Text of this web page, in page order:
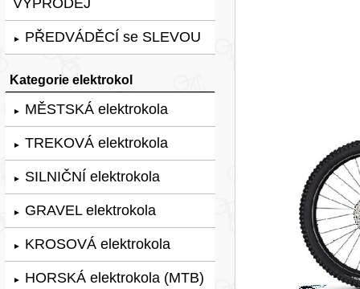
► PŘEDVÁDĚCÍ se SLEVOU
Kategorie elektrokol
► MĚSTSKÁ elektrokola
► TREKOVÁ elektrokola
► SILNIČNÍ elektrokola
► GRAVEL elektrokola
► KROSOVÁ elektrokola
► HORSKÁ elektrokola (MTB)